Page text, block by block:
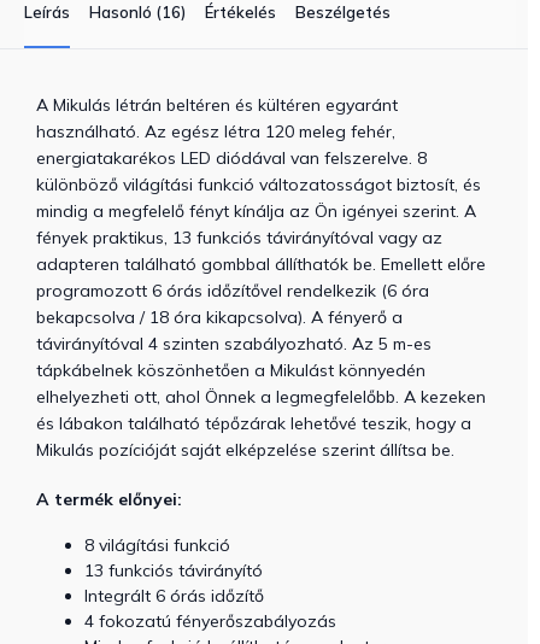
Leírás Hasonló (16) Értékelés Beszélgetés
A Mikulás létrán beltéren és kültéren egyaránt
használható. Az egész létra 120 meleg fehér,
energiatakarékos LED diódával van felszerelve. 8
különböző világítási funkció változatosságot biztosít, és
mindig a megfelelő fényt kínálja az Ön igényei szerint. A
fények praktikus, 13 funkciós távirányítóval vagy az
adapteren található gombbal állíthatók be. Emellett előre
programozott 6 órás időzítővel rendelkezik (6 óra
bekapcsolva / 18 óra kikapcsolva). A fényerő a
távirányítóval 4 szinten szabályozható. Az 5 m-es
tápkábelnek köszönhetően a Mikulást könnyedén
elhelyezheti ott, ahol Önnek a legmegfelelőbb. A kezeken
és lábakon található tépőzárak lehetővé teszik, hogy a
Mikulás pozícióját saját elképzelése szerint állítsa be.
A termék előnyei:
8 világítási funkció
13 funkciós távirányító
Integrált 6 órás időzítő
4 fokozatú fényerőszabályozás